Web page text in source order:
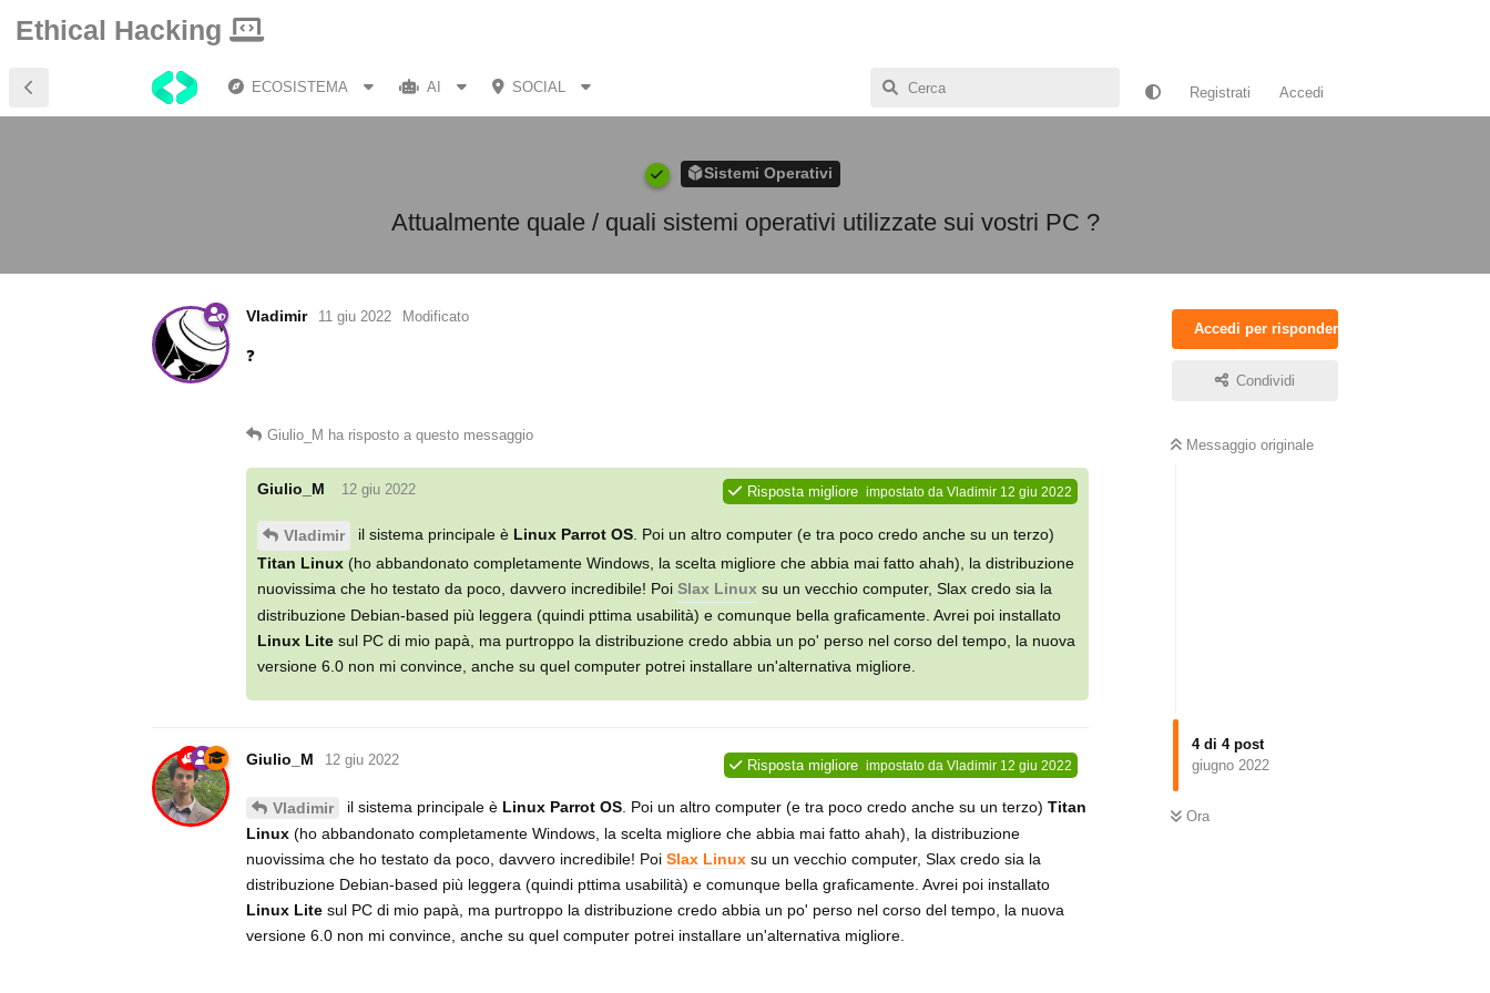
Ethical Hacking
ECOSISTEMA AI SOCIAL Registrati Accedi
Sistemi Operativi
Attualmente quale / quali sistemi operativi utilizzate sui vostri PC ?
Accedi per rispondere
Condividi
Messaggio originale
4di 4post
giugno 2022
Ora
Vladimir 11 giu 2022 Modificato
❓
Giulio_M ha risposto a questo messaggio
Giulio_M 12 giu 2022 Risposta migliore impostato da Vladimir 12 giu 2022
Vladimir il sistema principale è Linux Parrot OS . Poi un altro computer (e tra poco credo anche su un terzo)
Titan Linux (ho abbandonato completamente Windows, la scelta migliore che abbia mai fatto ahah), la distribuzione
nuovissima che ho testato da poco, davvero incredibile! Poi Slax Linux su un vecchio computer, Slax credo sia la
distribuzione Debian-based più leggera (quindi pttima usabilità) e comunque bella graficamente. Avrei poi installato
Linux Lite sul PC di mio papà, ma purtroppo la distribuzione credo abbia un po' perso nel corso del tempo, la nuova
versione 6.0 non mi convince, anche su quel computer potrei installare un'alternativa migliore.
Giulio_M 12 giu 2022 Risposta migliore impostato da Vladimir 12 giu 2022
Vladimir il sistema principale è Linux Parrot OS . Poi un altro computer (e tra poco credo anche su un terzo) Titan
Linux (ho abbandonato completamente Windows, la scelta migliore che abbia mai fatto ahah), la distribuzione
nuovissima che ho testato da poco, davvero incredibile! Poi Slax Linux su un vecchio computer, Slax credo sia la
distribuzione Debian-based più leggera (quindi pttima usabilità) e comunque bella graficamente. Avrei poi installato
Linux Lite sul PC di mio papà, ma purtroppo la distribuzione credo abbia un po' perso nel corso del tempo, la nuova
versione 6.0 non mi convince, anche su quel computer potrei installare un'alternativa migliore.